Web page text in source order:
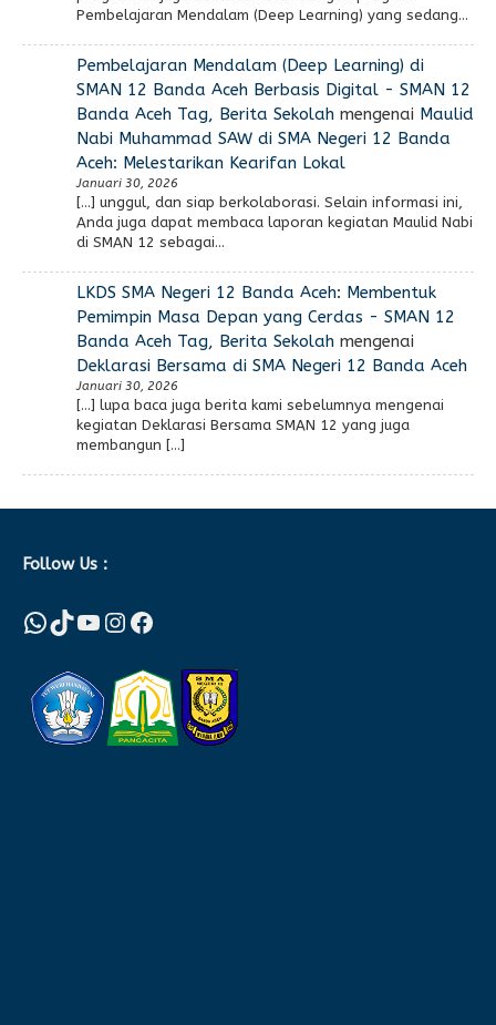
Pembelajaran Mendalam (Deep Learning) yang sedang…
Pembelajaran Mendalam (Deep Learning) di
SMAN 12 Banda Aceh Berbasis Digital - SMAN 12
Banda Aceh Tag, Berita Sekolahmengenai Maulid
Nabi Muhammad SAW di SMA Negeri 12 Banda
Aceh: Melestarikan Kearifan Lokal
Januari 30, 2026
[…] unggul, dan siap berkolaborasi. Selain informasi ini,
Anda juga dapat membaca laporan kegiatan Maulid Nabi
di SMAN 12 sebagai…
LKDS SMA Negeri 12 Banda Aceh: Membentuk
Pemimpin Masa Depan yang Cerdas - SMAN 12
Banda Aceh Tag, Berita Sekolahmengenai
Deklarasi Bersama di SMA Negeri 12 Banda Aceh
Januari 30, 2026
[…] lupa baca juga berita kami sebelumnya mengenai
kegiatan Deklarasi Bersama SMAN 12 yang juga
membangun […]
Follow Us :
WhatsApp
TikTok
YouTube
Instagram
Facebook